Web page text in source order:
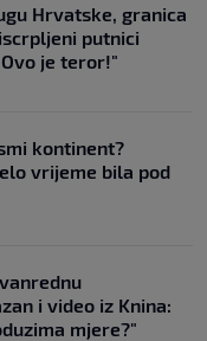
Hrvatske, granica
putnici
je teror!"
kontinent?
vrijeme bila pod
i video iz Knina:
mjere?"